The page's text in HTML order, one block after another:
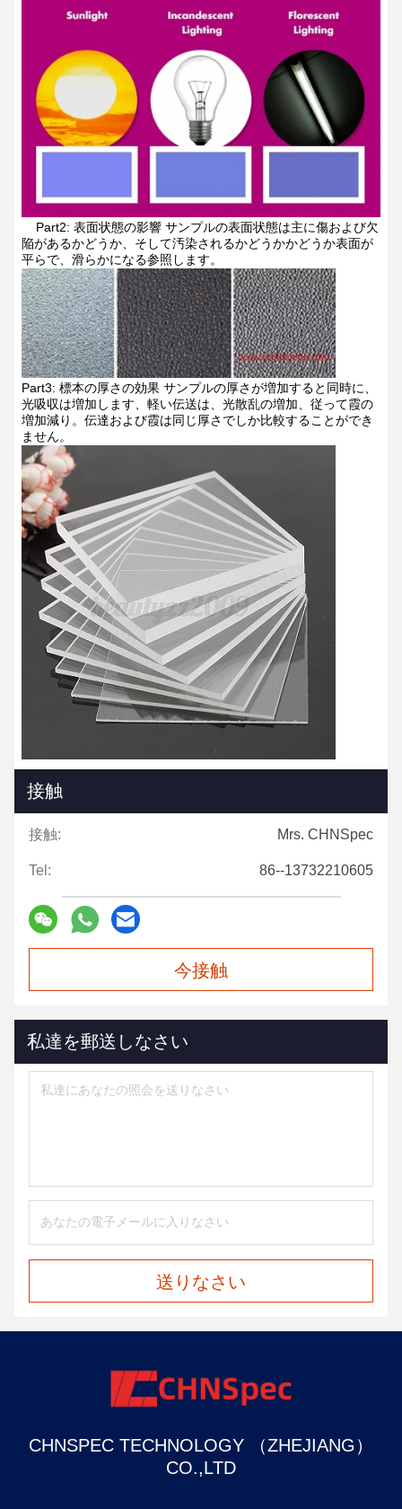
Part2: 表面状態の影響 サンプルの表面状態は主に傷および欠
陥があるかどうか、そして汚染されるかどうかかどうか表面が
平らで、滑らかになる参照します。
Part3: 標本の厚さの効果 サンプルの厚さが増加すると同時に、
光吸収は増加します、軽い伝送は、光散乱の増加、従って霞の
増加減り。伝達および霞は同じ厚さでしか比較することができ
ません。
接触
接触: Mrs. CHNSpec
Tel: 86--13732210605
今接触
私達を郵送しなさい
送りなさい
CHNSPEC TECHNOLOGY （ZHEJIANG）
CO.,LTD